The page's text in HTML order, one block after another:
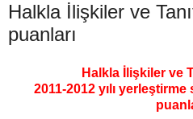
Halkla İlişkiler ve
puanları
Halkla İlişkiler ve
2011-2012 yılı